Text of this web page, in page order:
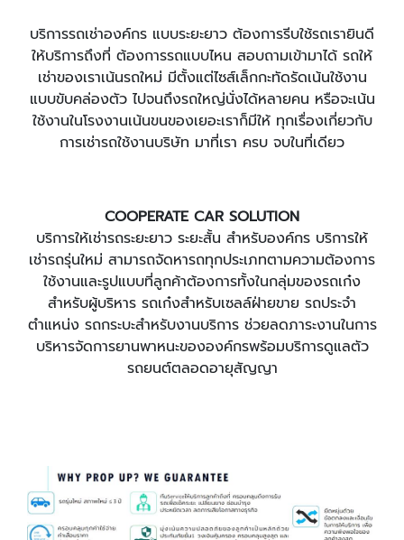
บริการรถเช่าองค์กร แบบระยะยาว ต้องการรีบใช้รถเรายินดี
ให้บริการถึงที่ ต้องการรถแบบไหน สอบถามเข้ามาได้ รถให้
เช่าของเราเน้นรถใหม่ มีตั้งแต่ไซส์เล็กกะทัดรัดเน้นใช้งาน
แบบขับคล่องตัว ไปจนถึงรถใหญ่นั่งได้หลายคน หรือจะเน้น
ใช้งานในโรงงานเน้นขนของเยอะเราก็มีให้ ทุกเรื่องเกี่ยวกับ
การเช่ารถใช้งานบริษัท มาที่เรา ครบ จบในที่เดียว
COOPERATE CAR SOLUTION
บริการให้เช่ารถระยะยาว ระยะสั้น สำหรับองค์กร บริการให้
เช่ารถรุ่นใหม่ สามารถจัดหารถทุกประเภทตามความต้องการ
ใช้งานและรูปแบบที่ลูกค้าต้องการทั้งในกลุ่มของรถเก๋ง
สำหรับผู้บริหาร รถเก๋งสำหรับเซลล์ฝ่ายขาย รถประจำ
ตำแหน่ง รถกระบะสำหรับงานบริการ ช่วยลดภาระงานในการ
บริหารจัดการยานพาหนะขององค์กรพร้อมบริการดูแลตัว
รถยนต์ตลอดอายุสัญญา